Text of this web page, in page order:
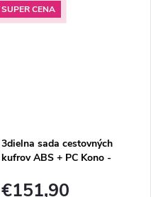
polypropylénu. V navy hnedom
prevedení.
SUPER CENA
3dielna sada cestovných
kufrov ABS + PC Kono -
€151,90